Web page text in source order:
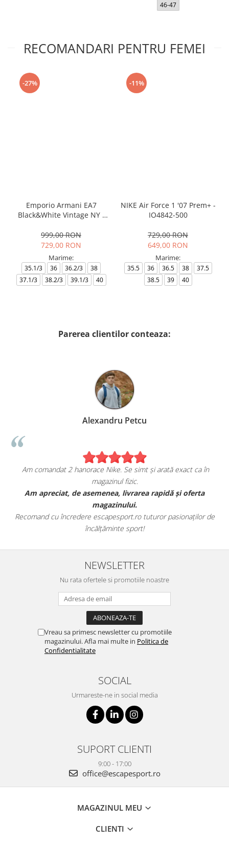
46-47
RECOMANDARI PENTRU FEMEI
-27%
Emporio Armani EA7
Black&White Vintage NY -
999,00 RON
729,00 RON
Marime:
35.1/3 36 36.2/3
38
37.1/3
38.2/3 39.1/3 40
-11%
NIKE Air Force 1 '07 Prem+ -
IO4842-500
729,00 RON
649,00 RON
Marime:
35.5 36 36.5 38
37.5
38.5
39 40
Parerea clientilor conteaza:
Alexandru Petcu
Am comandat 2 hanorace Nike. Se simt și arată exact ca în
magazinul fizic.
Am apreciat, de asemenea, livrarea rapidă și oferta
magazinului.
Recomand cu încredere escapesport.ro tuturor pasionaților de
încălțăminte sport!
NEWSLETTER
Nu rata ofertele si promotiile noastre
Vreau sa primesc newsletter cu promotiile
magazinului. Afla mai multe in Politica de
Confidentialitate
SOCIAL
Urmareste-ne in social media
SUPORT CLIENTI
9:00 - 17:00
office@escapesport.ro
MAGAZINUL MEU
CLIENTI